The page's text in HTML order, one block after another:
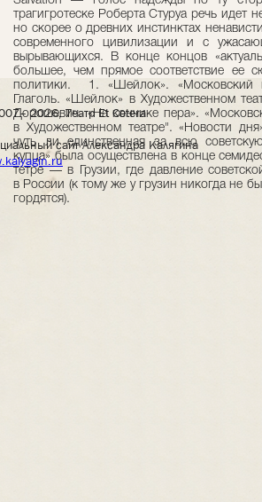
2026, Театр Et Cetera
сайт Александра Калягина